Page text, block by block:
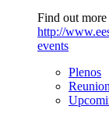
Find out
http://
events
Plenos